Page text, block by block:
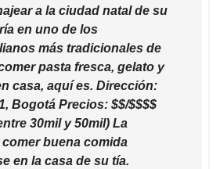
a la ciudad natal de su
en uno de los
más tradicionales de
pasta fresca, gelato y
casa, aquí es. Dirección:
Bogotá Precios: $$/$$$$
30mil y 50mil) La
buena comida
en la casa de su tía.